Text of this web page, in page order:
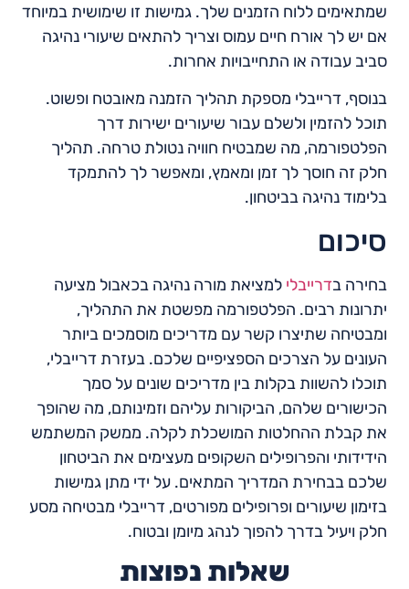
שמתאימים ללוח הזמנים שלך. גמישות זו שימושית במיוחד
אם יש לך אורח חיים עמוס וצריך להתאים שיעורי נהיגה
סביב עבודה או התחייבויות אחרות.
בנוסף, דרייבלי מספקת תהליך הזמנה מאובטח ופשוט.
תוכל להזמין ולשלם עבור שיעורים ישירות דרך
הפלטפורמה, מה שמבטיח חוויה נטולת טרחה. תהליך
חלק זה חוסך לך זמן ומאמץ, ומאפשר לך להתמקד
בלימוד נהיגה בביטחון.
סיכום
בחירה בדרייבלי למציאת מורה נהיגה בכאבול מציעה
יתרונות רבים. הפלטפורמה מפשטת את התהליך,
ומבטיחה שתיצרו קשר עם מדריכים מוסמכים ביותר
העונים על הצרכים הספציפיים שלכם. בעזרת דרייבלי,
תוכלו להשוות בקלות בין מדריכים שונים על סמך
הכישורים שלהם, הביקורות עליהם וזמינותם, מה שהופך
את קבלת ההחלטות המושכלת לקלה. ממשק המשתמש
הידידותי והפרופילים השקופים מעצימים את הביטחון
שלכם בבחירת המדריך המתאים. על ידי מתן גמישות
בזימון שיעורים ופרופילים מפורטים, דרייבלי מבטיחה מסע
חלק ויעיל בדרך להפוך לנהג מיומן ובטוח.
שאלות נפוצות